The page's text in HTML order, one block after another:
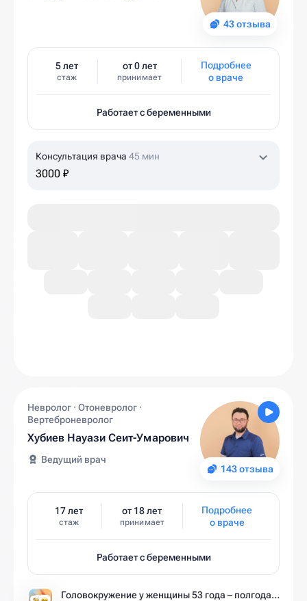
43 отзыва
5 лет
стаж
от 0 лет
принимает
Подробнее
о враче
Работает с беременными
Консультация врача 45 мин
3000 ₽
143 отзыва
Невролог · Отоневролог ·
Вертеброневролог
Хубиев Науази Сеит-Умарович
Ведущий врач
17 лет
стаж
от 18 лет
принимает
Подробнее
о враче
Работает с беременными
Головокружение у женщины 53 года – полгода без диагноза и 6 занятий до результата